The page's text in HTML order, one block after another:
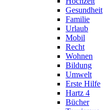
Gesundheit
Familie
Urlaub
Mobil
Recht
Wohnen
Bildung
Umwelt
Erste Hilfe
Hartz 4
Bücher